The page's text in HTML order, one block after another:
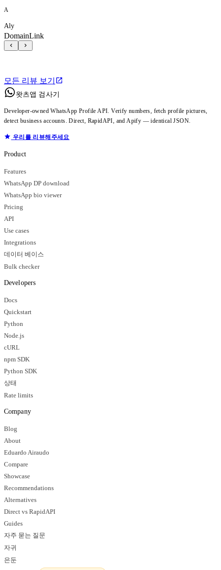
A
Aly
DomainLink
모든 리뷰 보기
왓츠앱 검사기
Developer-owned WhatsApp Profile API. Verify numbers, fetch profile pictures,
detect business accounts. Direct, RapidAPI, and Apify — identical JSON.
우리를 리뷰해주세요
Product
Features
WhatsApp DP download
WhatsApp bio viewer
Pricing
API
Use cases
Integrations
데이터 베이스
Bulk checker
Developers
Docs
Quickstart
Python
Node.js
cURL
npm SDK
Python SDK
상태
Rate limits
Company
Blog
About
Eduardo Airaudo
Compare
Showcase
Recommendations
Alternatives
Direct vs RapidAPI
Guides
자주 묻는 질문
자귀
은둔